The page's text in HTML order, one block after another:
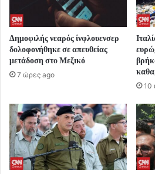
Δημοφιλής νεαρός ίνφλουενσερ
δολοφονήθηκε σε απευθείας
μετάδοση στο Μεξικό
7 ώρες ago
10